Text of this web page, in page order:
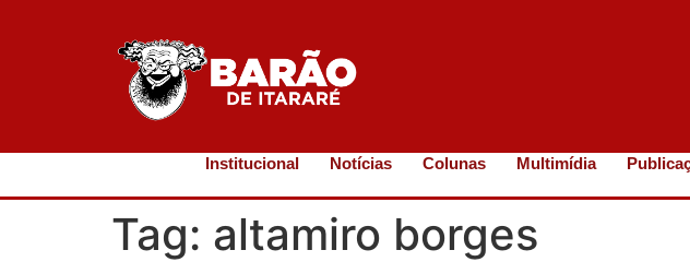
Institucional Notícias Colunas Multimídia
Tag: altamiro borges